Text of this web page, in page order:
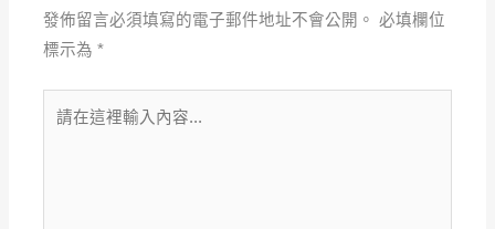
發佈留言必須填寫的電子郵件地址不會公開。 必填欄位
標示為*